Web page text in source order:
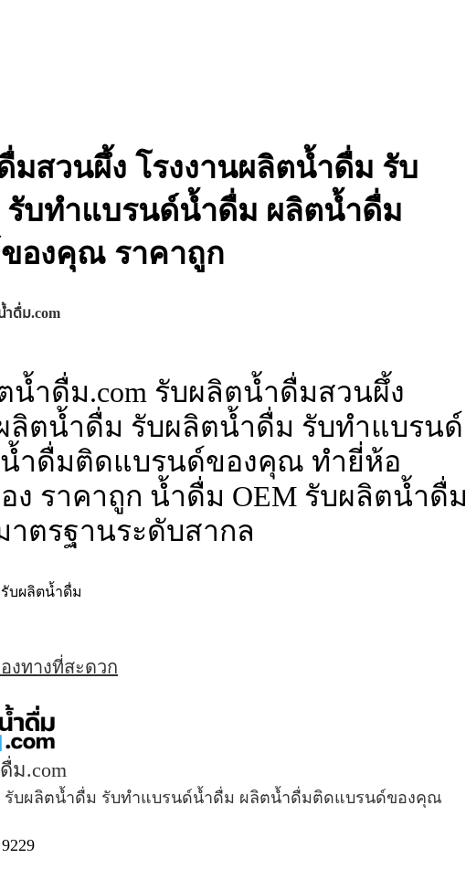
มสวนผึ้ง โรงงานผลิตน้ำดื่ม รับ
บทำแบรนด์น้ำดื่ม ผลิตน้ำดื่ม
องคุณ ราคาถูก
ำดื่ม.com
น้ำดื่ม.com รับผลิตน้ำดื่มสวนผึ้ง
ลิตน้ำดื่ม รับผลิตน้ำดื่ม รับทำแบรนด์
ำดื่มติดแบรนด์ของคุณ ทำยี่ห้อ
ง ราคาถูก น้ำดื่ม OEM รับผลิตน้ำดื่ม
าตรฐานระดับสากล
รับผลิตน้ำดื่ม
งทางที่สะดวก
ม.com
รับผลิตน้ำดื่ม รับทำแบรนด์น้ำดื่ม ผลิตน้ำดื่มติดแบรนด์ของคุณ